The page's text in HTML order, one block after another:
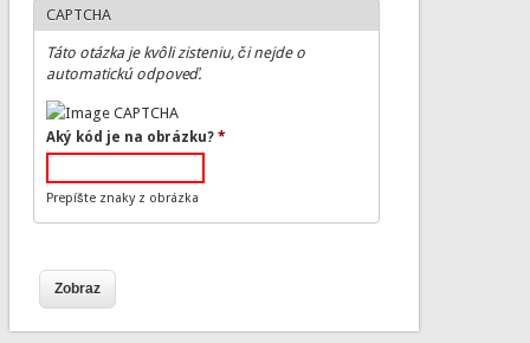
CAPTCHA
Táto otázka je kvôli zisteniu, či nejde o
automatickú odpoveď.
Aký kód je na obrázku? *
Prepíšte znaky z obrázka